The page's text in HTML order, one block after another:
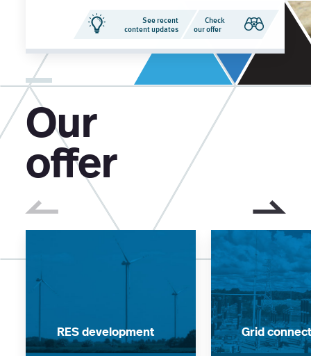
See recent
content updates
Check
our offer
Our
offer
RES development Grid